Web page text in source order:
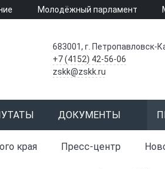
Молодёжный парламент
683001, г. Петропавловск-
+7 (4152) 42-56-06
zskk@zskk.ru
ДОКУМЕНТЫ
края Пресс-центр